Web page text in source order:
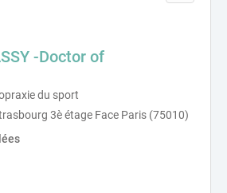
-Doctor of
du sport
3è étage Face Paris (75010)